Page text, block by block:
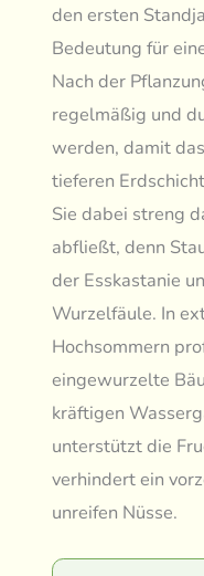
den ersten
Bedeutung für
Nach der
regelmäßig und
werden, damit
tieferen
Sie dabei streng
abfließt, denn
der Esskastanie
Wurzelfäule. In
Hochsommern
eingewurzelte
kräftigen
unterstützt die
verhindert ein
unreifen Nüsse.